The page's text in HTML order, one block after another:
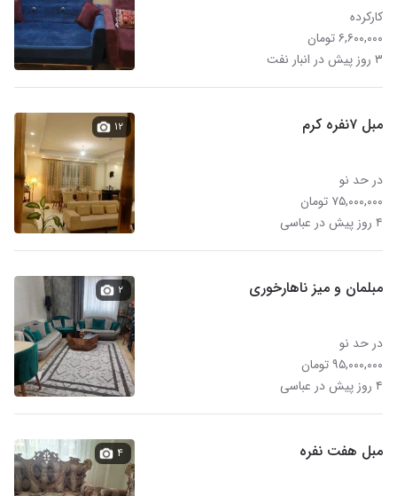
کارکرده
۶,۶۰۰,۰۰۰ تومان
۳ روز پیش در انبار نفت
مبل ۷نفره کرم
در حد نو
۷۵,۰۰۰,۰۰۰ تومان
۴ روز پیش در عباسی
۱۲
مبلمان و میز ناهارخوری
در حد نو
۹۵,۰۰۰,۰۰۰ تومان
۴ روز پیش در عباسی
۲
مبل هفت نفره ۴